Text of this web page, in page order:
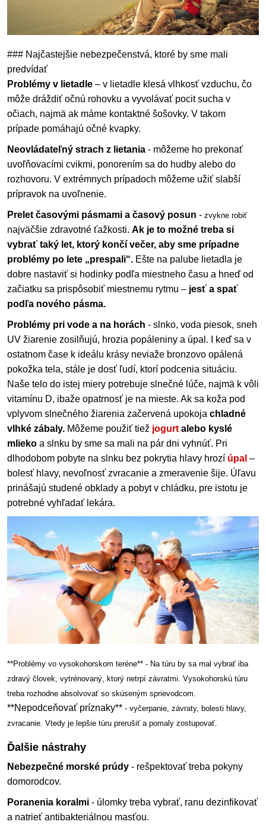
### Najčastejšie nebezpečenstvá, ktoré by sme mali
predvídať
Problémy v lietadle – v lietadle klesá vlhkosť vzduchu, čo
môže dráždiť očnú rohovku a vyvolávať pocit sucha v
očiach, najmä ak máme kontaktné šošovky. V takom
prípade pomáhajú očné kvapky.
Neovládateľný strach z lietania - môžeme ho prekonať
uvoľňovacími cvikmi, ponorením sa do hudby alebo do
rozhovoru. V extrémnych prípadoch môžeme užiť slabší
prípravok na uvoľnenie.
Prelet časovými pásmami a časový posun - zvykne robiť
najväčšie zdravotné ťažkosti. Ak je to možné treba si
vybrať taký let, ktorý končí večer, aby sme prípadne
problémy po lete „prespali“. Ešte na palube lietadla je
dobre nastaviť si hodinky podľa miestneho času a hneď od
začiatku sa prispôsobiť miestnemu rytmu – jesť a spať
podľa nového pásma.
Problémy pri vode a na horách - slnko, voda piesok, sneh
UV žiarenie zosilňujú, hrozia popáleniny a úpal. I keď sa v
ostatnom čase k ideálu krásy neviaže bronzovo opálená
pokožka tela, stále je dosť ľudí, ktorí podcenia situáciu.
Naše telo do istej miery potrebuje slnečné lúče, najmä k vôli
vitamínu D, ibaže opatrnosť je na mieste. Ak sa koža pod
vplyvom slnečného žiarenia začervená upokoja chladné
vlhké zábaly. Môžeme použiť tiež jogurt alebo kyslé
mlieko a slnku by sme sa mali na pár dni vyhnúť. Pri
dlhodobom pobyte na slnku bez pokrytia hlavy hrozí úpal –
bolesť hlavy, nevoľnosť zvracanie a zmeravenie šije. Úľavu
prinášajú studené obklady a pobyt v chládku, pre istotu je
potrebné vyhľadať lekára.
**Problémy vo vysokohorskom teréne** - Na túru by sa mal vybrať iba
zdravý človek, vytrénovaný, ktorý netrpí závratmi. Vysokohorskú túru
treba rozhodne absolvovať so skúseným sprievodcom.
**Nepodceňovať príznaky** - vyčerpanie, závraty, bolesti hlavy,
zvracanie. Vtedy je lepšie túru prerušiť a pomaly zostupovať.
Ďalšie nástrahy
Nebezpečné morské prúdy - rešpektovať treba pokyny
domorodcov.
Poranenia koralmi - úlomky treba vybrať, ranu dezinfikovať
a natrieť antibakteriálnou masťou.